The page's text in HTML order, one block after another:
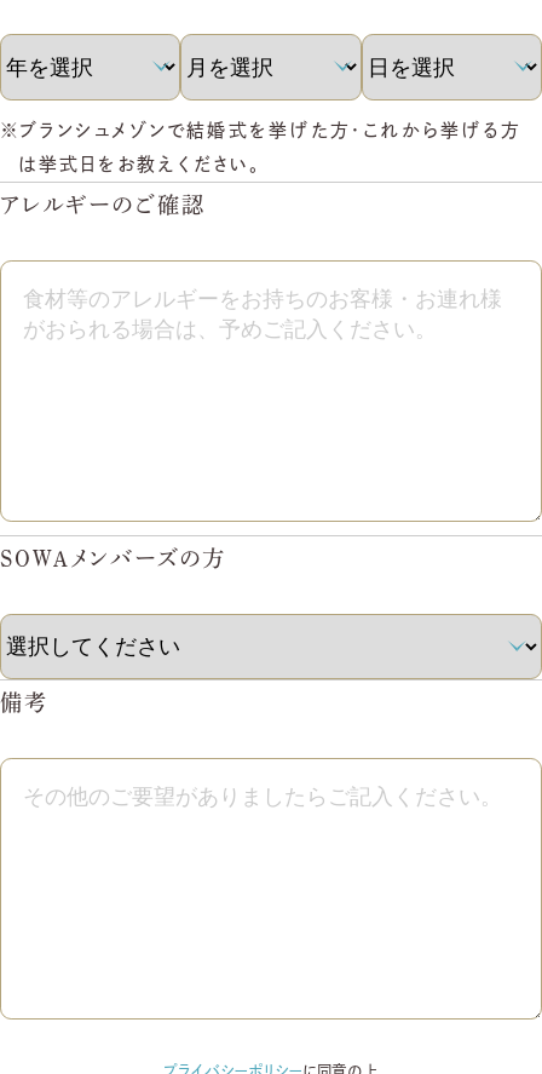
ブランシュメゾンで結婚式を挙げた方・これから挙げる方
は挙式日をお教えください。
アレルギーのご確認
SOWAメンバーズの方
備考
プライバシーポリシーに同意の上